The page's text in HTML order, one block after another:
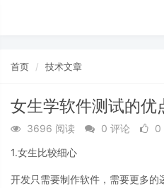
首页 技术文章
女生学软件测试的优
3696 阅读 0 评论
0
1.女生比较细心
开发只需要制作软件，需要更多的